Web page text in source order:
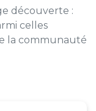
découverte :
celles
la communauté